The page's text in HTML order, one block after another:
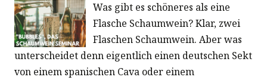
Was gibt es schöneres als eine
Flasche Schaumwein? Klar, zwei
Flaschen Schaumwein. Aber was
unterscheidet denn eigentlich einen deutschen Sekt
von einem spanischen Cava oder einem